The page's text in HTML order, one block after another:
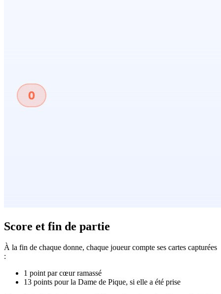
Score et fin de partie
À la fin de chaque donne, chaque joueur compte ses cartes capturées
:
1 point par cœur ramassé
13 points pour la Dame de Pique, si elle a été prise